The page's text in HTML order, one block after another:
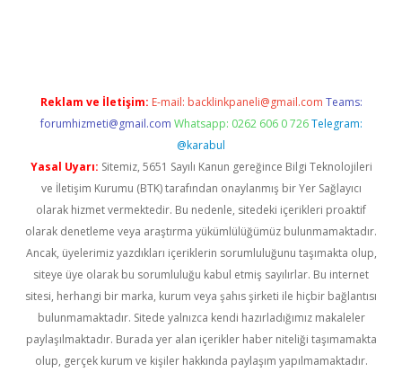
Reklam ve İletişim: E-mail: backlinkpaneli@gmail.com Teams:
forumhizmeti@gmail.com Whatsapp: 0262 606 0 726 Telegram:
@karabul
Yasal Uyarı: Sitemiz, 5651 Sayılı Kanun gereğince Bilgi Teknolojileri
ve İletişim Kurumu (BTK) tarafından onaylanmış bir Yer Sağlayıcı
olarak hizmet vermektedir. Bu nedenle, sitedeki içerikleri proaktif
olarak denetleme veya araştırma yükümlülüğümüz bulunmamaktadır.
Ancak, üyelerimiz yazdıkları içeriklerin sorumluluğunu taşımakta olup,
siteye üye olarak bu sorumluluğu kabul etmiş sayılırlar. Bu internet
sitesi, herhangi bir marka, kurum veya şahıs şirketi ile hiçbir bağlantısı
bulunmamaktadır. Sitede yalnızca kendi hazırladığımız makaleler
paylaşılmaktadır. Burada yer alan içerikler haber niteliği taşımamakta
olup, gerçek kurum ve kişiler hakkında paylaşım yapılmamaktadır.